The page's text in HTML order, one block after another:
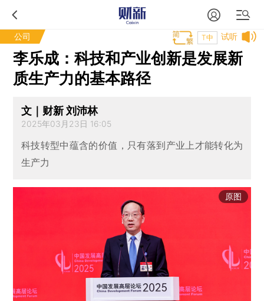
公司 试听
T中
李乐成：科技和产业创新是发展新
质生产力的基本路径
文｜财新 刘沛林
2025年03月23日 16:05
科技转型中蕴含的价值，只有落到产业上才能转化为
生产力
原图